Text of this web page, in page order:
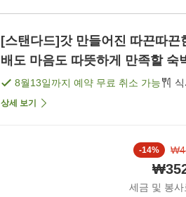
[스탠다드]갓 만들어진 따끈따끈
배도 마음도 따뜻하게 만족할 숙
8월13일까지 예약 무료 취소 가능
상세 보기
-14%
세금 및 봉